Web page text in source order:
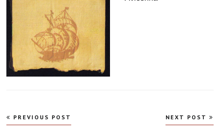
Navegação
de
PREVIOUS POST NEXT POST